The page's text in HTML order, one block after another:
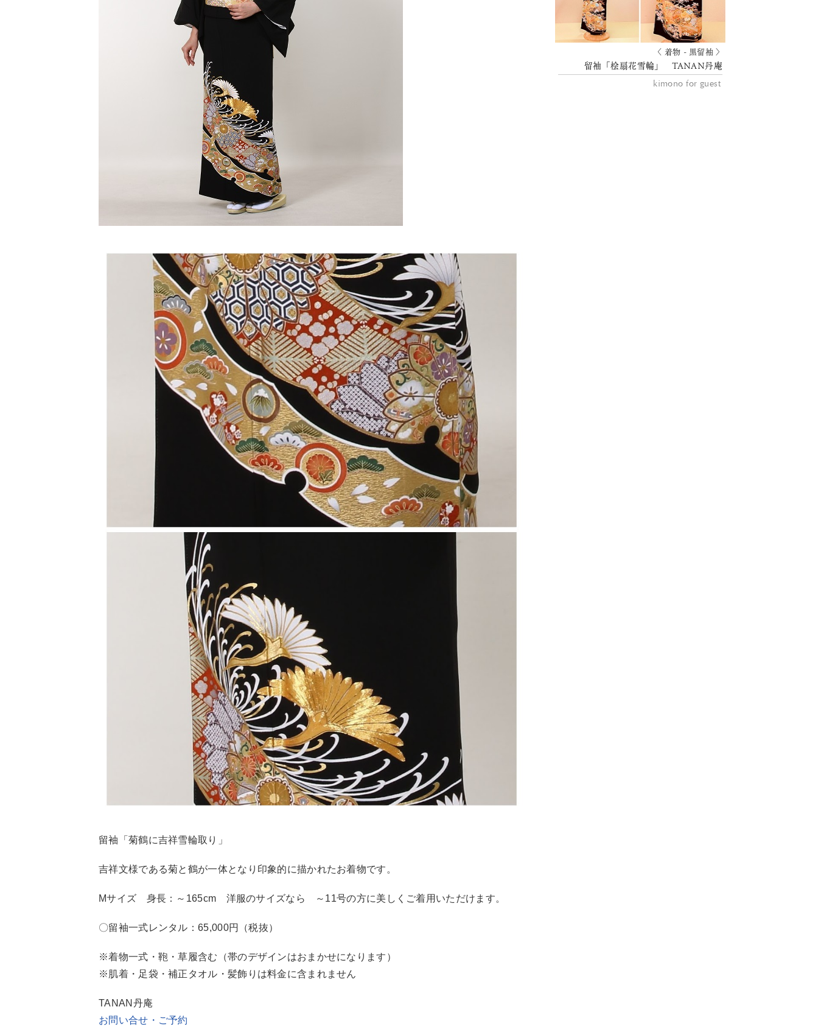
留袖「菊鶴に吉祥雪輪取り」
吉祥文様である菊と鶴が一体となり印象的に描かれたお着物です。
Mサイズ 身長：～165cm 洋服のサイズなら ～11号の方に美しくご着用いただけます。
〇留袖一式レンタル：65,000円（税抜）
※着物一式・鞄・草履含む（帯のデザインはおまかせになります）
※肌着・足袋・補正タオル・髪飾りは料金に含まれません
TANAN丹庵
お問い合せ・ご予約
〈 着物 - 黒留袖 〉
留袖「桧扇花雪輪」 TANAN丹庵
kimono for guest